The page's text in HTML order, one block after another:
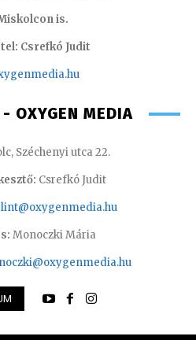
is.
Csrefkó Judit
nmedia.hu
OXYGEN MEDIA
Széchenyi utca 22.
Csrefkó Judit
Monoczki Mária